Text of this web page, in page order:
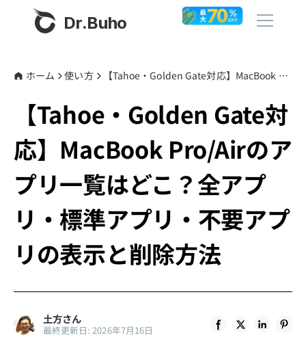
Dr.Buho
製品
BuhoCleaner
BuhoRepair
BuhoNTFS
BuhoLaunchpad
ストア
その他
プライバシーポリシー
ホーム 使い方 【Tahoe・Golden Gate対応】MacBook Pro/Airのアプリ一覧はどこ？全アプリ・標準アプリ・不要アプリの表示と削除方法
【Tahoe・Golden Gate対
応】MacBook Pro/Airのア
プリ一覧はどこ？全アプ
リ・標準アプリ・不要アプ
リの表示と削除方法
土方さん
最終更新日: 2026年7月16日